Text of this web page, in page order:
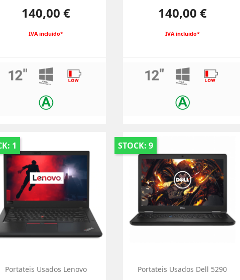
Preço
140,00 €
IVA incluido*
Preço
140,00 €
IVA incluido*
1
Portateis Usados Lenovo
STOCK: 9
Portateis Usados Dell 5290